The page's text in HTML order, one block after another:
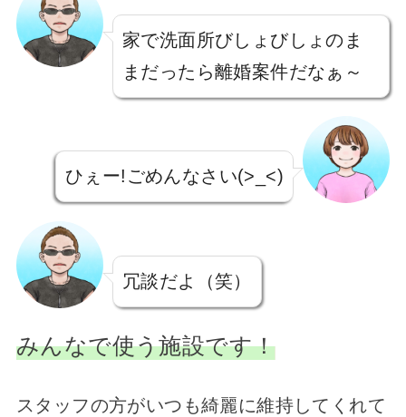
家で洗面所びしょびしょのま
まだったら離婚案件だなぁ～
ひぇー!ごめんなさい(>_<)
冗談だよ （笑）
みんなで使う施設です！
スタッフの方がいつも綺麗に維持してくれて